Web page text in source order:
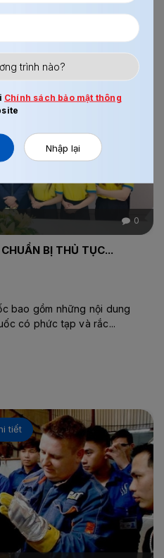
0
BỊ THỦ TỤC...
bao gồm những nội dung
có phức tạp và rắc...
tiết
Chính sách bảo mật thông
Nhập lại